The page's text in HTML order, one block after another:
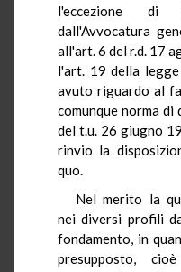
l'eccezione di
dall'Avvocatura
all'art. 6 del r.d. 17
l'art. 19 della
avuto riguardo al
comunque norma
del t.u. 26 giugno
rinvio la
quo.
Nel merito la
nei diversi profili
fondamento, in
presupposto,